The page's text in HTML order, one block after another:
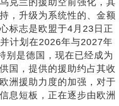
，升级为系统性的、金额
标志是欧盟于4月23日正
计划在2026年与2027年
别是德国，现在已经成为
国，提供的援助约占其收
洲援助力度的加强，对于
息短板，正在逐步由欧洲